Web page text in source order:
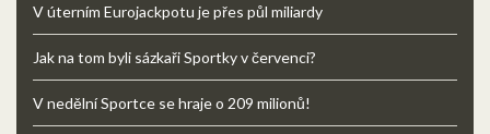
V úterním Eurojackpotu je přes půl miliardy
Jak na tom byli sázkaři Sportky v červenci?
V nedělní Sportce se hraje o 209 milionů!